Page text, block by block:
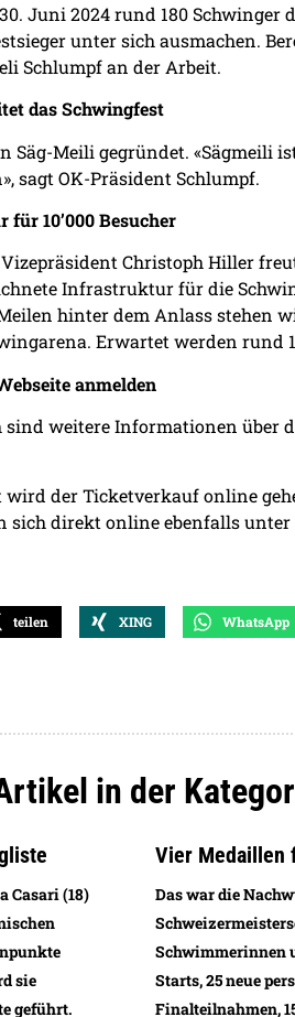
Juni 2024 rund 180 Schwinger
unter sich ausmachen.
Schlumpf an der Arbeit.
das Schwingfest
Säg-Meili gegründet.
sagt OK-Präsident Schlumpf.
10’000 Besucher
Christoph Hiller
Infrastruktur für die
hinter dem Anlass stehen
Erwartet werden rund
anmelden
sind weitere Informationen über
der Ticketverkauf online
sich direkt online ebenfalls unter
teilen XING WhatsApp
in der
Casari (18)
sie
geführt.
Vier Medaillen
Das war die
Schwimmerinnen
Starts, 25 neue
Finalteilnahmen,